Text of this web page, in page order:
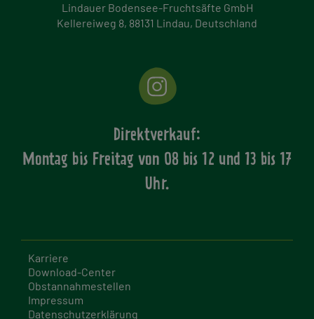
Lindauer Bodensee-Fruchtsäfte GmbH
Kellereiweg 8, 88131 Lindau, Deutschland
Direktverkauf:
Montag bis Freitag von 08 bis 12 und 13 bis 17
Uhr.
Karriere
Download-Center
Obstannahmestellen
Impressum
Datenschutzerklärung